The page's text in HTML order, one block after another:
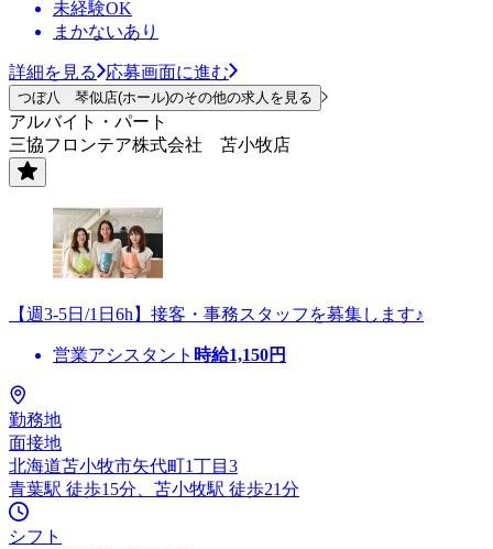
未経験OK
まかないあり
詳細を見る 応募画面に進む
つぼ八 琴似店(ホール)のその他の求人を見る
アルバイト・パート
三協フロンテア株式会社 苫小牧店
【週3-5日/1日6h】接客・事務スタッフを募集します♪
営業アシスタント 時給1,150円
勤務地
面接地
北海道苫小牧市矢代町1丁目3
青葉駅 徒歩15分、苫小牧駅 徒歩21分
シフト